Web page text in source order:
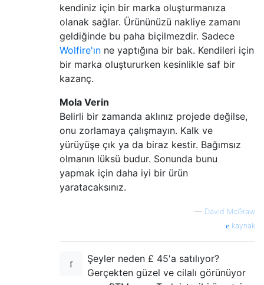
kendiniz için bir marka oluşturmanıza
olanak sağlar. Ürününüzü nakliye zamanı
geldiğinde bu paha biçilmezdir. Sadece
Wolfire'ın ne yaptığına bir bak. Kendileri için
bir marka oluştururken kesinlikle saf bir
kazanç.
Mola Verin
Belirli bir zamanda aklınız projede değilse,
onu zorlamaya çalışmayın. Kalk ve
yürüyüşe çık ya da biraz kestir. Bağımsız
olmanın lüksü budur. Sonunda bunu
yapmak için daha iyi bir ürün
yaratacaksınız.
— David McGraw
kaynak
Şeyler neden £ 45'a satılıyor?
Gerçekten güzel ve cilalı görünüyor